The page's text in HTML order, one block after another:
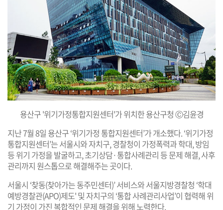
용산구 '위기가정통합지원센터'가 위치한 용산구청 Ⓒ김윤경
지난 7월 8일 용산구 ‘위기가정 통합지원센터’가 개소했다. ‘위기가정
통합지원센터’는 서울시와 자치구, 경찰청이 가정폭력과 학대, 방임
등 위기 가정을 발굴하고, 초기상담·통합사례관리 등 문제 해결, 사후
관리까지 원스톱으로 해결해주는 곳이다.
서울시 ‘찾동(찾아가는 동주민센터)’ 서비스와 서울지방경찰청 ‘학대
예방경찰관(APO)제도' 및 자치구의 ‘통합 사례관리사업’이 협력해 위
기 가정이 가진 복합적인 문제 해결을 위해 노력한다.